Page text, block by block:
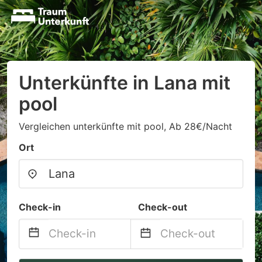
Unterkünfte in Lana mit
pool
Vergleichen unterkünfte mit pool, Ab 28€/Nacht
Ort
Check-in Check-out
Navigate
Navigate